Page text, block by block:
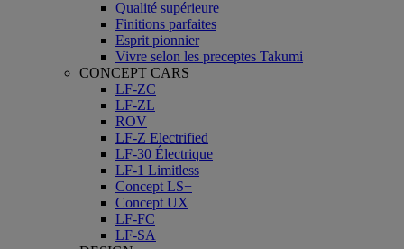
Qualité supérieure
Finitions parfaites
Esprit pionnier
Vivre selon les preceptes Takumi
CONCEPT CARS
LF-ZC
LF-ZL
ROV
LF-Z Electrified
LF-30 Électrique
LF-1 Limitless
Concept LS+
Concept UX
LF-FC
LF-SA